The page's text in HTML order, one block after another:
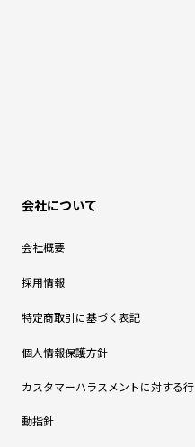
会社について
会社概要
採用情報
特定商取引に基づく表記
個人情報保護方針
カスタマーハラスメントに対する行
動指針